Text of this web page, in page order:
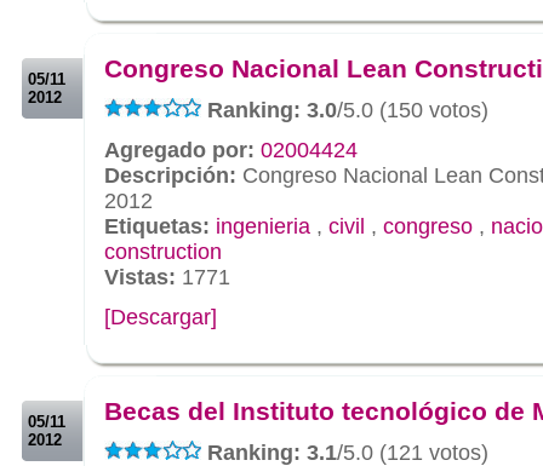
05/11
2012
Congreso Nacional Lean
Ranking: 3.0/5.0 (150 votos)
Agregado por: 02004424
Descripción: Congreso Nacional Lean
2012
Etiquetas: ingenieria , civil , congreso ,
construction
Vistas: 1771
[Descargar]
05/11
2012
Becas del Instituto tecnológico de
Ranking: 3.1/5.0 (121 votos)